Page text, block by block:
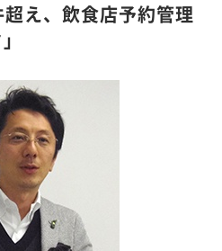
え、飲食店予約管理